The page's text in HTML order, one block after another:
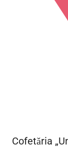
Cofetăria